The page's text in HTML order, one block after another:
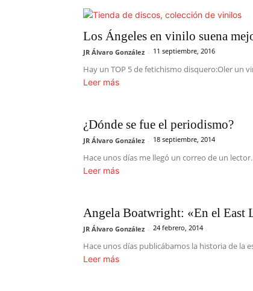
Los Ángeles en vinilo suena
JR Álvaro González - 11 septiembre, 2016
Hay un TOP 5 de fetichismo disquero:Oler un
Leer más
¿Dónde se fue el periodismo?
JR Álvaro González - 18 septiembre, 2014
Hace unos días me llegó un correo de un
Leer más
Angela Boatwright: «En el East
JR Álvaro González - 24 febrero, 2014
Hace unos días publicábamos la historia de la
Leer más